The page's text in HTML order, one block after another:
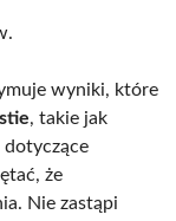
wyniki, które
, takie jak
dotyczące
że
Nie zastąpi